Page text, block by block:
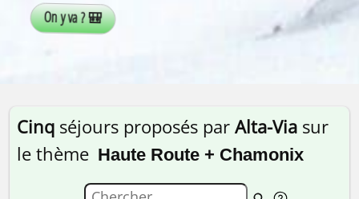
Cinq séjours proposés par Alta-Via sur
le thème Haute Route + Chamonix